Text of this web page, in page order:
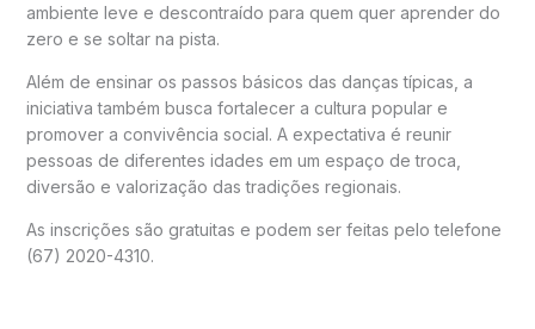
ambiente leve e descontraído para quem quer aprender do
zero e se soltar na pista.
Além de ensinar os passos básicos das danças típicas, a
iniciativa também busca fortalecer a cultura popular e
promover a convivência social. A expectativa é reunir
pessoas de diferentes idades em um espaço de troca,
diversão e valorização das tradições regionais.
As inscrições são gratuitas e podem ser feitas pelo telefone
(67) 2020-4310.